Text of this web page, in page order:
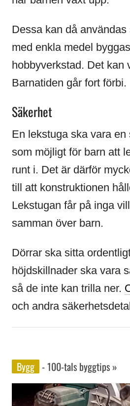
Dessa kan då
med enkla medel
hobbyverkstad. Det kan
Barnatiden går fort förbi.
Säkerhet
En lekstuga ska vara en
som möjligt för barn att
runt i. Det är därför
till att konstruktionen
Lekstugan får på inga
samman över barn.
Dörrar ska sitta
höjdskillnader ska vara
så de inte kan trilla ner.
och andra
Bygg - 100-tals byggtips »